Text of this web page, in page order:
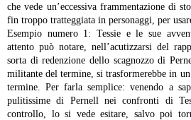
che vede un’eccessiva frammentazione di
fin troppo tratteggiata in personaggi, per
Esempio numero 1: Tessie e le sue
attento può notare, nell’acutizzarsi del
sorta di redenzione dello scagnozzo di
militante del termine, si trasformerebbe in
termine. Per farla semplice: venendo a
pulitissime di Pernell nei confronti di
controllo, lo si vede esitare, salvo poi